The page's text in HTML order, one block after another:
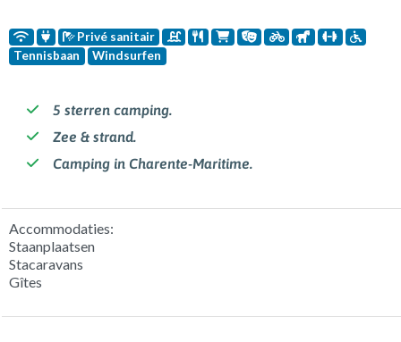
Privé sanitair
Tennisbaan
Windsurfen
5 sterren camping.
Zee & strand.
Camping in Charente-Maritime.
Accommodaties:
Staanplaatsen
Stacaravans
Gîtes